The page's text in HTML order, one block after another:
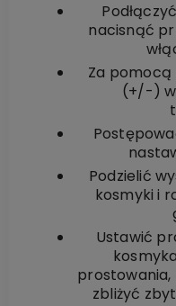
nacisnąć
Za pomocą
(+/-)
Podzielić
kosmyki i
Ustawić
prostowania,
zbliżyć